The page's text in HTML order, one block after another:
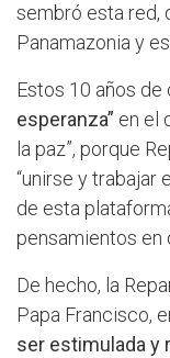
sembró esta red,
Panamazonia y
Estos 10 años de
esperanza” en el
la paz”, porque
“unirse y trabajar
de esta
pensamientos en
De hecho, la
Papa Francisco,
ser estimulada y